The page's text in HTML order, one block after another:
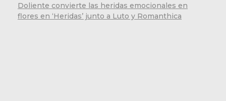
Doliente convierte las heridas emocionales en
flores en ‘Heridas’ junto a Luto y Romanthica